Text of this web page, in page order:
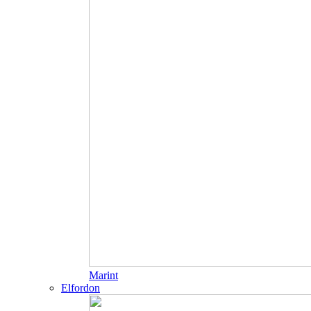
Marint
Elfordon